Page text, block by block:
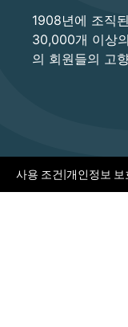
1908년에 조직
30,000개 이상
의 회원들의 고
사용 조건|개인정보 보